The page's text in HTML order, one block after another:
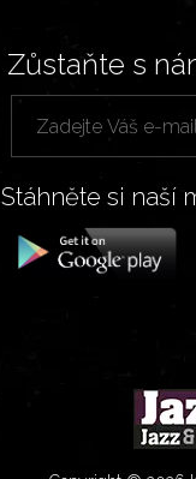
Zůstaňte s
Stáhněte si naší